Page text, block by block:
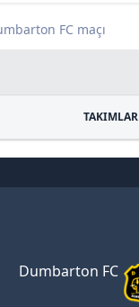
FC maçı
TAKIMLAR
Dumbarton FC